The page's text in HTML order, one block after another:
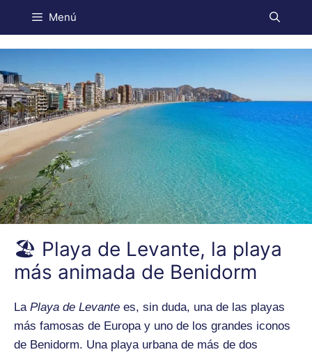
Menú
🏖️ Playa de Levante, la playa
más animada de Benidorm
La Playa de Levante es, sin duda, una de las playas
más famosas de Europa y uno de los grandes iconos
de Benidorm. Una playa urbana de más de dos